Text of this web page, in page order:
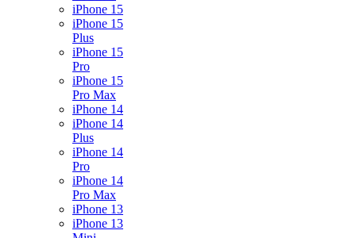
iPhone 15
iPhone 15
Plus
iPhone 15
Pro
iPhone 15
Pro Max
iPhone 14
iPhone 14
Plus
iPhone 14
Pro
iPhone 14
Pro Max
iPhone 13
iPhone 13